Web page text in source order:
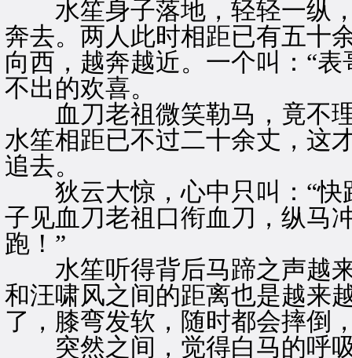
水笙身子落地，轻轻一纵，
奔去。两人此时相距已有五十
向西，越奔越近。一个叫：“
不出的欢喜。
血刀老祖微笑勒马，竟不理
水笙相距已不过二十余丈，这
追去。
狄云大惊，心中只叫：“快
子见血刀老祖口衔血刀，纵马
跑！”
水笙听得背后马蹄之声越来
和汪啸风之间的距离也是越来
了，膝弯发软，随时都会摔倒
突然之间，觉得白马的呼吸